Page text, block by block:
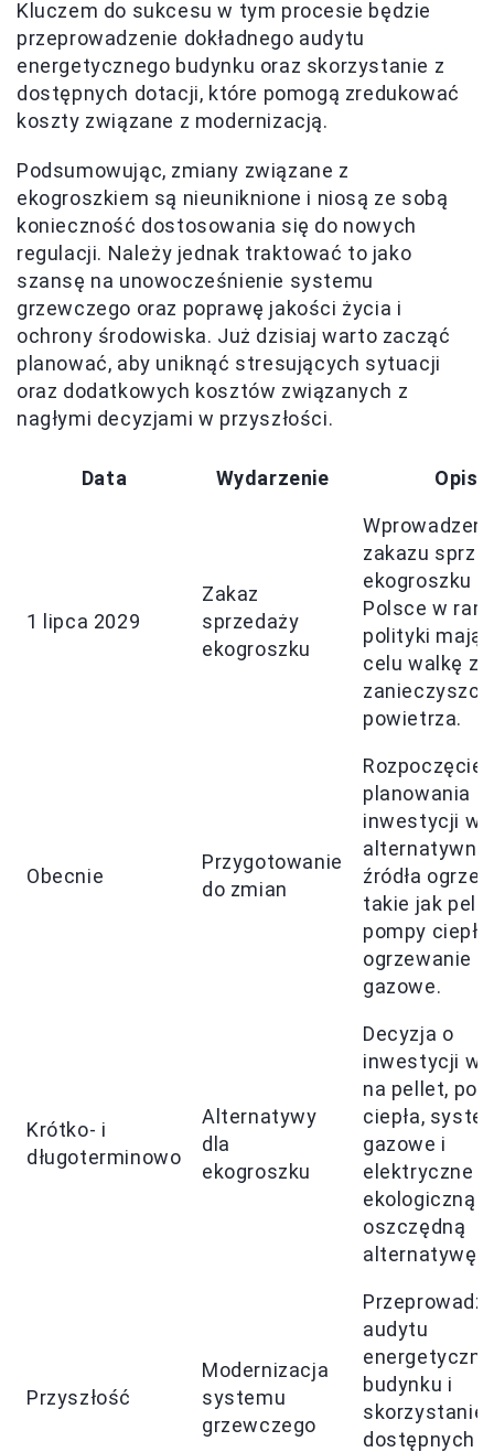
Kluczem do sukcesu w tym procesie będzie
przeprowadzenie dokładnego audytu
energetycznego budynku oraz skorzystanie z
dostępnych dotacji, które pomogą zredukować
koszty związane z modernizacją.
Podsumowując, zmiany związane z
ekogroszkiem są nieuniknione i niosą ze sobą
konieczność dostosowania się do nowych
regulacji. Należy jednak traktować to jako
szansę na unowocześnienie systemu
grzewczego oraz poprawę jakości życia i
ochrony środowiska. Już dzisiaj warto zacząć
planować, aby uniknąć stresujących sytuacji
oraz dodatkowych kosztów związanych z
nagłymi decyzjami w przyszłości.
Data Wydarzenie Opis
1 lipca 2029
Zakaz
sprzedaży
ekogroszku
zakazu
ekogroszku w
Polsce w
polityki
celu walkę z
powietrza.
Obecnie
Przygotowanie
do zmian
Rozpoczęcie
planowania
inwestycji w
alternatywne
źródła
takie jak
pompy ciepła
ogrzewanie
gazowe.
Krótko- i
długoterminowo
Alternatywy
dla
ekogroszku
Decyzja o
inwestycji w
na pellet,
ciepła,
gazowe i
elektryczne
ekologiczną i
oszczędną
alternatywę.
Przyszłość
Modernizacja
systemu
grzewczego
audytu
budynku i
skorzystanie
dostępnych